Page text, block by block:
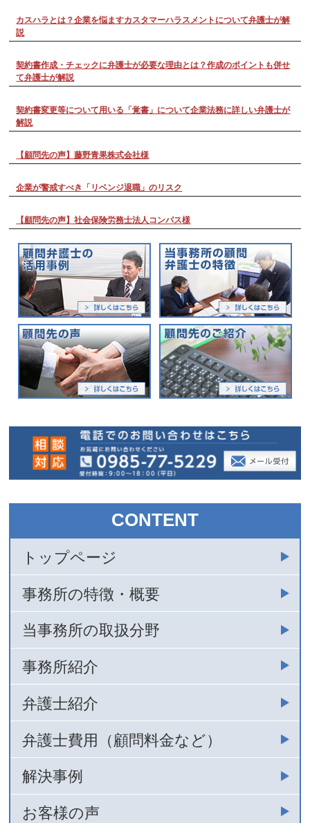
カスハラとは？企業を悩ますカスタマーハラスメントについて弁護士が解
説
契約書作成・チェックに弁護士が必要な理由とは？作成のポイントも併せ
て弁護士が解説
契約書変更等について用いる「覚書」について企業法務に詳しい弁護士が
解説
【顧問先の声】藤野青果株式会社様
企業が警戒すべき「リベンジ退職」のリスク
【顧問先の声】社会保険労務士法人コンパス様
CONTENT
トップページ
事務所の特徴・概要
当事務所の取扱分野
事務所紹介
弁護士紹介
弁護士費用（顧問料金など）
解決事例
お客様の声